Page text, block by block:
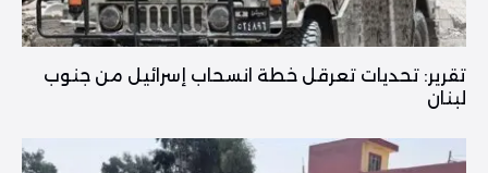
تقرير: تحديات تعرقل خطة انسحاب إسرائيل من جنوب
لبنان